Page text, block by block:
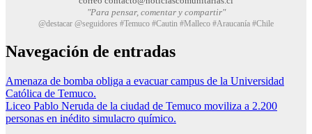
"Para pensar, comentar y compartir"
@destacar @seguidores #Temuco #Cautin #Malleco #Araucanía #Chile
Navegación de entradas
Amenaza de bomba obliga a evacuar campus de la Universidad
Católica de Temuco.
Liceo Pablo Neruda de la ciudad de Temuco moviliza a 2.200
personas en inédito simulacro químico.